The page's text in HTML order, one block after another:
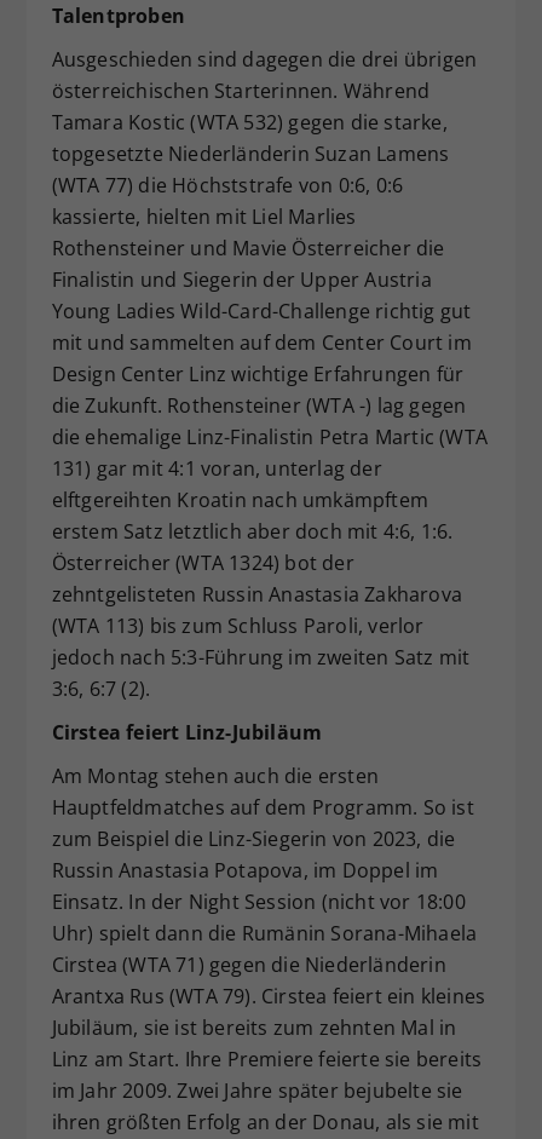
Talentproben
Ausgeschieden sind dagegen die drei übrigen
österreichischen Starterinnen. Während
Tamara Kostic (WTA 532) gegen die starke,
topgesetzte Niederländerin Suzan Lamens
(WTA 77) die Höchststrafe von 0:6, 0:6
kassierte, hielten mit Liel Marlies
Rothensteiner und Mavie Österreicher die
Finalistin und Siegerin der Upper Austria
Young Ladies Wild-Card-Challenge richtig gut
mit und sammelten auf dem Center Court im
Design Center Linz wichtige Erfahrungen für
die Zukunft. Rothensteiner (WTA -) lag gegen
die ehemalige Linz-Finalistin Petra Martic (WTA
131) gar mit 4:1 voran, unterlag der
elftgereihten Kroatin nach umkämpftem
erstem Satz letztlich aber doch mit 4:6, 1:6.
Österreicher (WTA 1324) bot der
zehntgelisteten Russin Anastasia Zakharova
(WTA 113) bis zum Schluss Paroli, verlor
jedoch nach 5:3-Führung im zweiten Satz mit
3:6, 6:7 (2).
Cirstea feiert Linz-Jubiläum
Am Montag stehen auch die ersten
Hauptfeldmatches auf dem Programm. So ist
zum Beispiel die Linz-Siegerin von 2023, die
Russin Anastasia Potapova, im Doppel im
Einsatz. In der Night Session (nicht vor 18:00
Uhr) spielt dann die Rumänin Sorana-Mihaela
Cirstea (WTA 71) gegen die Niederländerin
Arantxa Rus (WTA 79). Cirstea feiert ein kleines
Jubiläum, sie ist bereits zum zehnten Mal in
Linz am Start. Ihre Premiere feierte sie bereits
im Jahr 2009. Zwei Jahre später bejubelte sie
ihren größten Erfolg an der Donau, als sie mit